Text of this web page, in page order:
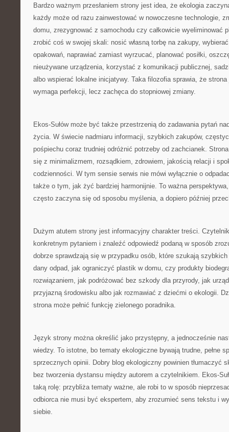
Bardzo ważnym przesłaniem strony jest idea, że ekologia
każdy może od razu zainwestować w nowoczesne technologie,
domu, zrezygnować z samochodu czy całkowicie wyeliminować
zrobić coś w swojej skali: nosić własną torbę na zakupy,
opakowań, naprawiać zamiast wyrzucać, planować posiłki,
nieużywane urządzenia, korzystać z komunikacji publicznej,
albo wspierać lokalne inicjatywy. Taka filozofia sprawia, że
wymaga perfekcji, lecz zachęca do stopniowej zmiany.
Ekos-Sułów może być także przestrzenią do zadawania pytań
życia. W świecie nadmiaru informacji, szybkich zakupów,
pośpiechu coraz trudniej odróżnić potrzeby od zachcianek.
się z minimalizmem, rozsądkiem, zdrowiem, jakością relacji i
codzienności. W tym sensie serwis nie mówi wyłącznie o
także o tym, jak żyć bardziej harmonijnie. To ważna
często zaczyna się od sposobu myślenia, a dopiero później
Dużym atutem strony jest informacyjny charakter treści.
konkretnym pytaniem i znaleźć odpowiedź podaną w sposób
dobrze sprawdzają się w przypadku osób, które szukają
dany odpad, jak ograniczyć plastik w domu, czy produkty
rozwiązaniem, jak podróżować bez szkody dla przyrody, jak
przyjazną środowisku albo jak rozmawiać z dziećmi o ekologii.
strona może pełnić funkcję zielonego poradnika.
Język strony można określić jako przystępny, a jednocześnie
wiedzy. To istotne, bo tematy ekologiczne bywają trudne, pełne
sprzecznych opinii. Dobry blog ekologiczny powinien tłumaczyć
bez tworzenia dystansu między autorem a czytelnikiem. Ekos-
taką rolę: przybliża tematy ważne, ale robi to w sposób
odbiorca nie musi być ekspertem, aby zrozumieć sens tekstu i
siebie.